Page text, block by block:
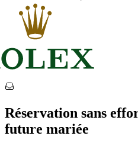
Réservation sans
future mariée